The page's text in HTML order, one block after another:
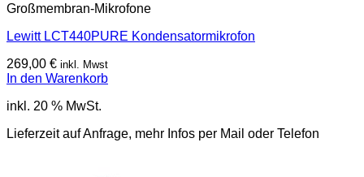
Großmembran-Mikrofone
Lewitt LCT440PURE Kondensatormikrofon
269,00 € inkl. Mwst
In den Warenkorb
inkl. 20 % MwSt.
Lieferzeit auf Anfrage, mehr Infos per Mail oder Telefon